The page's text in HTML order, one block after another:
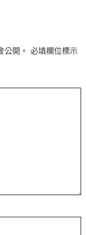
公開。 必填欄位標示